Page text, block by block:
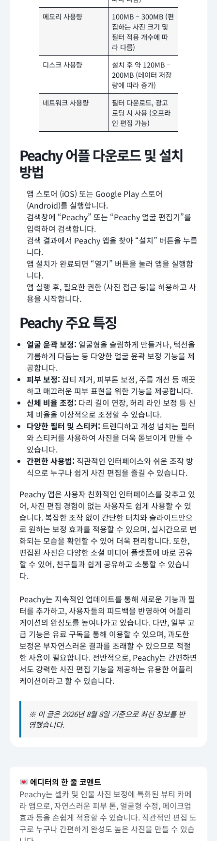
메모리 사용량
100MB – 300MB (편
집하는 사진 크기 및
필터 적용 개수에 따
라 다름)
디스크 사용량
설치 후 약 120MB –
200MB (데이터 저장
량에 따라 증가)
네트워크 사용량
필터 다운로드, 광고
로딩 시 사용 (오프라
인 편집 가능)
Peachy 어플 다운로드 및 설치
방법
앱 스토어 (iOS) 또는 Google Play 스토어
(Android)를 실행합니다.
검색창에 “Peachy” 또는 “Peachy 얼굴 편집기”를
입력하여 검색합니다.
검색 결과에서 Peachy 앱을 찾아 “설치” 버튼을 누릅
니다.
앱 설치가 완료되면 “열기” 버튼을 눌러 앱을 실행합
니다.
앱 실행 후, 필요한 권한 (사진 접근 등)을 허용하고 사
용을 시작합니다.
Peachy 주요 특징
얼굴 윤곽 보정: 얼굴형을 슬림하게 만들거나, 턱선을
갸름하게 다듬는 등 다양한 얼굴 윤곽 보정 기능을 제
공합니다.
피부 보정: 잡티 제거, 피부톤 보정, 주름 개선 등 깨끗
하고 매끄러운 피부 표현을 위한 기능을 제공합니다.
신체 비율 조정: 다리 길이 연장, 허리 라인 보정 등 신
체 비율을 이상적으로 조정할 수 있습니다.
다양한 필터 및 스티커: 트렌디하고 개성 넘치는 필터
와 스티커를 사용하여 사진을 더욱 돋보이게 만들 수
있습니다.
간편한 사용법: 직관적인 인터페이스와 쉬운 조작 방
식으로 누구나 쉽게 사진 편집을 즐길 수 있습니다.
Peachy 앱은 사용자 친화적인 인터페이스를 갖추고 있
어, 사진 편집 경험이 없는 사용자도 쉽게 사용할 수 있
습니다. 복잡한 조작 없이 간단한 터치와 슬라이드만으
로 원하는 보정 효과를 적용할 수 있으며, 실시간으로 변
화되는 모습을 확인할 수 있어 더욱 편리합니다. 또한,
편집된 사진은 다양한 소셜 미디어 플랫폼에 바로 공유
할 수 있어, 친구들과 쉽게 공유하고 소통할 수 있습니
다.
Peachy는 지속적인 업데이트를 통해 새로운 기능과 필
터를 추가하고, 사용자들의 피드백을 반영하여 어플리
케이션의 완성도를 높여나가고 있습니다. 다만, 일부 고
급 기능은 유료 구독을 통해 이용할 수 있으며, 과도한
보정은 부자연스러운 결과를 초래할 수 있으므로 적절
한 사용이 필요합니다. 전반적으로, Peachy는 간편하면
서도 강력한 사진 편집 기능을 제공하는 유용한 어플리
케이션이라고 할 수 있습니다.
※ 이 글은 2026년 8월 8일 기준으로 최신 정보를 반
영했습니다.
에디터의 한 줄 코멘트
Peachy는 셀카 및 인물 사진 보정에 특화된 뷰티 카메
라 앱으로, 자연스러운 피부 톤, 얼굴형 수정, 메이크업
효과 등을 손쉽게 적용할 수 있습니다. 직관적인 편집 도
구로 누구나 간편하게 완성도 높은 사진을 만들 수 있습